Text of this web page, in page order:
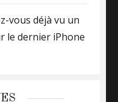
vous déjà vu un
le dernier iPhone